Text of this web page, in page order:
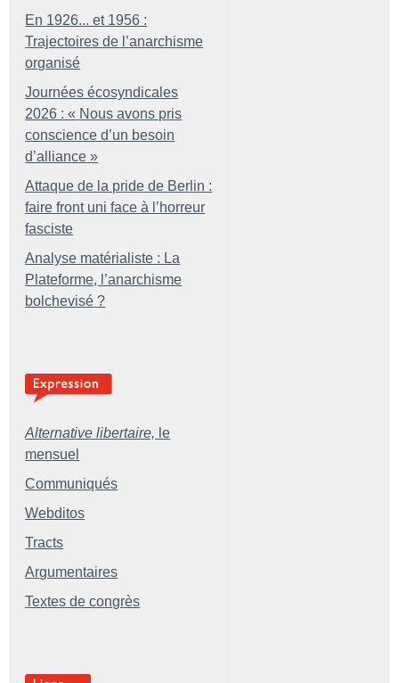
En 1926... et 1956 :
Trajectoires de l’anarchisme
organisé
Journées écosyndicales
2026 : « Nous avons pris
conscience d’un besoin
d’alliance »
Attaque de la pride de Berlin :
faire front uni face à l’horreur
fasciste
Analyse matérialiste : La
Plateforme, l’anarchisme
bolchevisé ?
Alternative libertaire, le
mensuel
Communiqués
Webditos
Tracts
Argumentaires
Textes de congrès